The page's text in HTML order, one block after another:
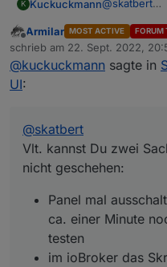
K Kuckuckmann@skatbert
noch nicht
Panel
nach
und
LG
Offline
Armilar MOST ACTIVE FORUM
schrieb am 22. Sept. 2022,
zuletzt editiert von
@kuckuckmann sagte in
UI:
@skatbert
Vlt. kannst Du zwei
nicht geschehen:
Panel mal
ca. einer Minute
testen
im ioBroker das